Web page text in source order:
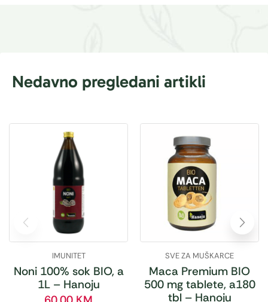
Nedavno pregledani artikli
IMUNITET
Noni 100% sok BIO, a
1L – Hanoju
SVE ZA MUŠKARCE
Maca Premium BIO
500 mg tablete, a180
tbl – Hanoju